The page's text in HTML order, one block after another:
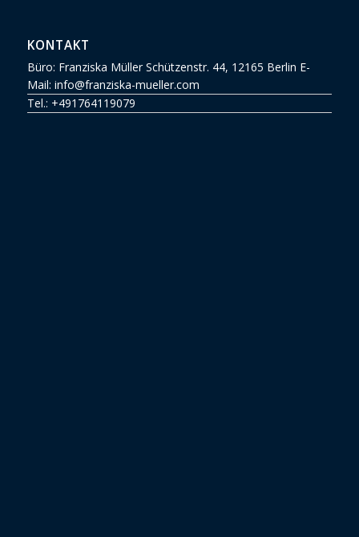
KONTAKT
Büro: Franziska Müller Schützenstr. 44, 12165 Berlin E-
Mail: info@franziska-mueller.com
Tel.: +491764119079